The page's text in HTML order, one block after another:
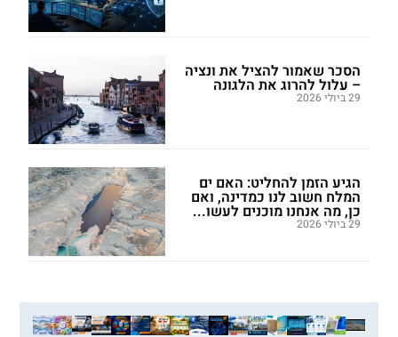
הסכר שאמור להציל את ונציה
– עלול להרוג את הלגונה
29 ביולי 2026
הגיע הזמן להחליט: האם ים
המלח חשוב לנו כמדינה, ואם
כן, מה אנחנו מוכנים לעשו...
29 ביולי 2026